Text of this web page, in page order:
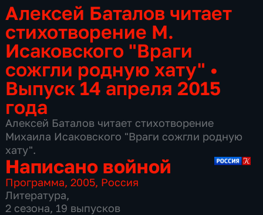
Алексей Баталов читает
стихотворение М.
Исаковского "Враги
сожгли родную хату" •
Выпуск 14 апреля 2015
года
Алексей Баталов читает стихотворение
Михаила Исаковского "Враги сожгли родную
хату".
Написано войной
Программа,2005, Россия
Литература,
2 сезона, 19 выпусков